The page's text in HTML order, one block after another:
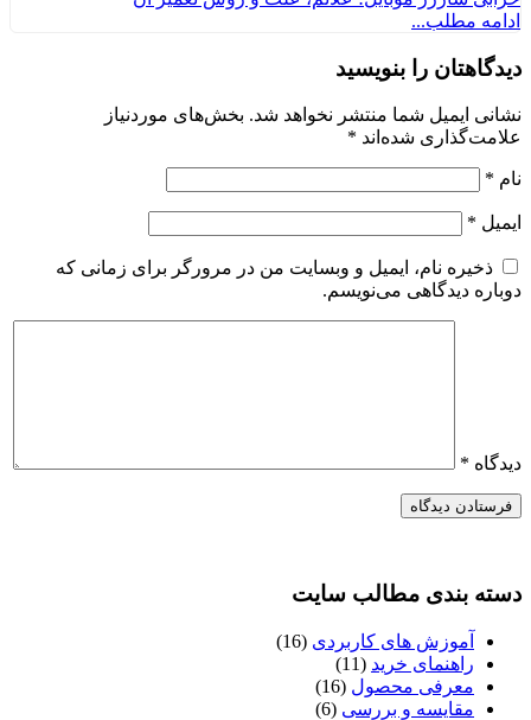
ادامه مطلب...
دیدگاهتان را بنویسید
نشانی ایمیل شما منتشر نخواهد شد. بخش‌های موردنیاز
علامت‌گذاری شده‌اند *
نام *
ایمیل *
ذخیره نام، ایمیل و وبسایت من در مرورگر برای زمانی که
دوباره دیدگاهی می‌نویسم.
دیدگاه *
دسته بندی مطالب سایت
آموزش های کاربردی (16)
راهنمای خرید (11)
معرفی محصول (16)
مقایسه و بررسی (6)